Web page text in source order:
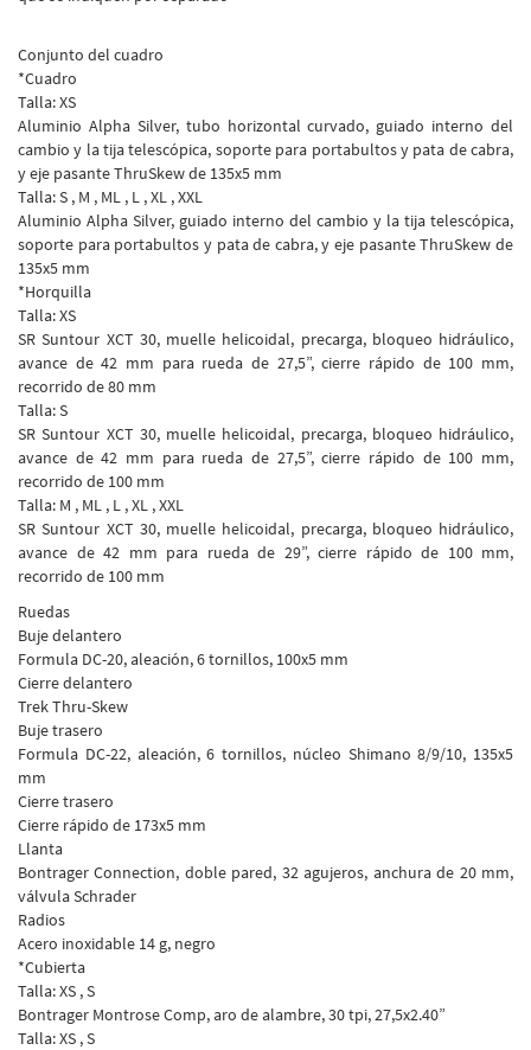
Conjunto del cuadro
*Cuadro
Talla: XS
Aluminio Alpha Silver, tubo horizontal curvado, guiado interno del
cambio y la tija telescópica, soporte para portabultos y pata de cabra,
y eje pasante ThruSkew de 135x5 mm
Talla: S , M , ML , L , XL , XXL
Aluminio Alpha Silver, guiado interno del cambio y la tija telescópica,
soporte para portabultos y pata de cabra, y eje pasante ThruSkew de
135x5 mm
*Horquilla
Talla: XS
SR Suntour XCT 30, muelle helicoidal, precarga, bloqueo hidráulico,
avance de 42 mm para rueda de 27,5”, cierre rápido de 100 mm,
recorrido de 80 mm
Talla: S
SR Suntour XCT 30, muelle helicoidal, precarga, bloqueo hidráulico,
avance de 42 mm para rueda de 27,5”, cierre rápido de 100 mm,
recorrido de 100 mm
Talla: M , ML , L , XL , XXL
SR Suntour XCT 30, muelle helicoidal, precarga, bloqueo hidráulico,
avance de 42 mm para rueda de 29”, cierre rápido de 100 mm,
recorrido de 100 mm
Ruedas
Buje delantero
Formula DC-20, aleación, 6 tornillos, 100x5 mm
Cierre delantero
Trek Thru-Skew
Buje trasero
Formula DC-22, aleación, 6 tornillos, núcleo Shimano 8/9/10, 135x5
mm
Cierre trasero
Cierre rápido de 173x5 mm
Llanta
Bontrager Connection, doble pared, 32 agujeros, anchura de 20 mm,
válvula Schrader
Radios
Acero inoxidable 14 g, negro
*Cubierta
Talla: XS , S
Bontrager Montrose Comp, aro de alambre, 30 tpi, 27,5x2.40”
Talla: XS , S